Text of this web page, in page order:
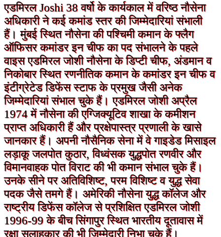
एडमिरल Joshi 38 वर्षो के कार्यकाल में वरिष्ठ नौसेना
अधिकारी ने कई कमांड स्तर की जिम्मेदारियां संभाली
हैं। मुंबई स्थित नौसेना की पश्चिमी कमान के फ्लैग
ऑफिसर कमांडर इन चीफ का पद संभालने के पहले
वाइस एडमिरल जोशी नौसेना के डिप्टी चीफ, अंडमान व
निकोबार स्थित रणनीतिक कमान के कमांडर इन चीफ व
इंटीग्रेटेड डिफेंस स्टाफ के प्रमुख जैसी अनेक
जिम्मेदारियां संभाल चुके हैं।एडमिरल जोशी अप्रैल
1974 में नौसेना की एग्जिक्यूटिव शाखा के कमीशन
प्राप्त अधिकारी हैं और प्रक्षेपास्त्र प्रणाली के खासे
जानकार हैं। अपनी नौसैनिक सेना में वे गाइडेड मिसाइल
लड़ाकू जलपोत कुठार, विध्वंसक युद्धपोत रणवीर और
विमानवाहक पोत विराट की भी कमान संभाल चुके हैं।
उनके सीने पर अतिविशिष्ट, परम विशिष्ट व युद्ध सेवा
पदक जैसे तमगे हैं। अमेरिकी नौसेना युद्ध कॉलेज और
राष्ट्रीय डिफेंस कॉलेज से प्रशिक्षित एडमिरल जोशी
1996-99 के बीच सिंगापुर स्थित भारतीय दूतावास में
रक्षा सलाहकार की भी जिम्मेदारी निभा चुके हैं।